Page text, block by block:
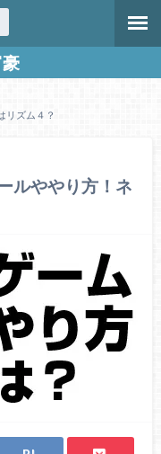
リズム４？
ルややり方！ネ